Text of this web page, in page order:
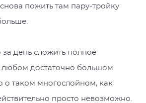
пожить там пару-тройку
за день сложить полное
любом достаточно большом
о таком многослойном, как
просто невозможно.